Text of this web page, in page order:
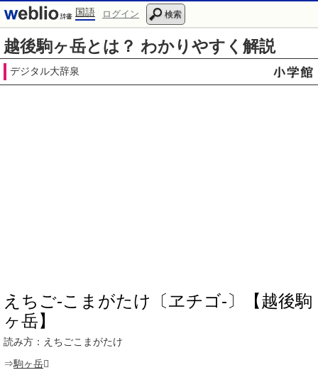
国語 ログイン 検索
越後駒ヶ岳とは？ わかりやすく解説
デジタル大辞泉
えちご‐こまがたけ〔ヱチゴ‐〕【越後駒
ヶ岳】
読み方：えちごこまがたけ
⇒駒ヶ岳